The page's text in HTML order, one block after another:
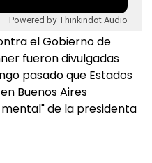
Powered by Thinkindot Audio
el Gobierno de
fueron divulgadas
pasado que Estados
Buenos Aires
de la presidenta